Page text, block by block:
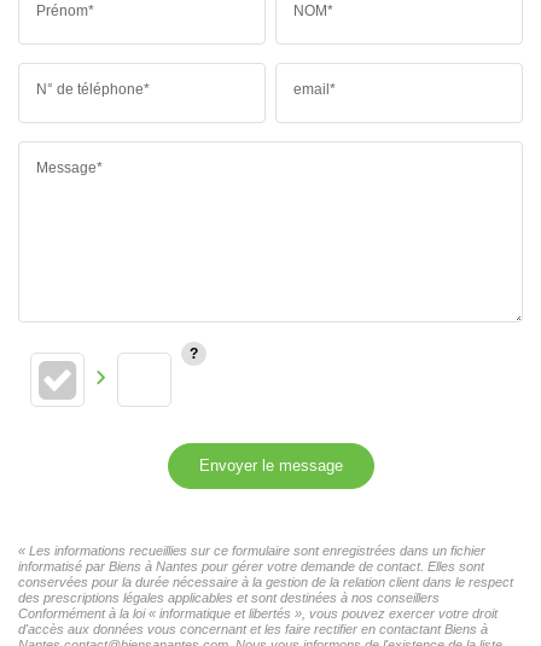
Prénom* NOM*
N° de téléphone* email*
Message*
Envoyer le message
« Les informations recueillies sur ce formulaire sont enregistrées dans un fichier
informatisé par Biens à Nantes pour gérer votre demande de contact. Elles sont
conservées pour la durée nécessaire à la gestion de la relation client dans le respect
des prescriptions légales applicables et sont destinées à nos conseillers
Conformément à la loi « informatique et libertés », vous pouvez exercer votre droit
d'accès aux données vous concernant et les faire rectifier en contactant Biens à